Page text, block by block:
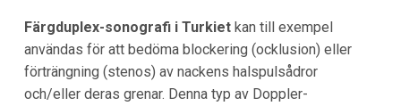
Färgduplex-sonografi i Turkietkan till exempel
användas för att bedöma blockering (ocklusion) eller
förträngning (stenos) av nackens halspulsådror
och/eller deras grenar. Denna typ av Doppler-